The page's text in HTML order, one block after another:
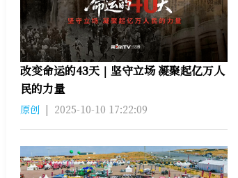
改变命运的43天｜坚守立场 凝聚起亿万人
民的力量
原创 | 2025-10-10 17:22:09